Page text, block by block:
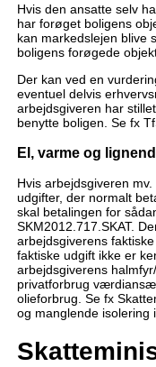
Hvis den ansatte selv
har forøget boligens
kan markedslejen blive
boligens forøgede
Der kan ved en
eventuel delvis
arbejdsgiveren har
benytte boligen. Se fx
El, varme og
Hvis arbejdsgiveren
udgifter, der normalt
skal betalingen for
SKM2012.717.SKAT.
arbejdsgiverens
faktiske udgift ikke er
arbejdsgiverens
privatforbrug
olieforbrug. Se fx
og manglende isolering